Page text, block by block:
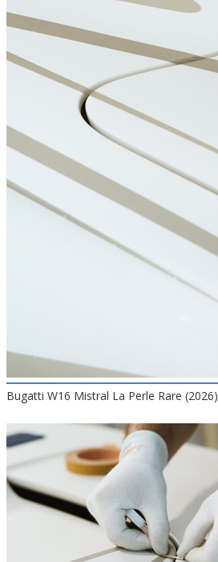
Bugatti W16 Mistral La Perle Rare (2026)